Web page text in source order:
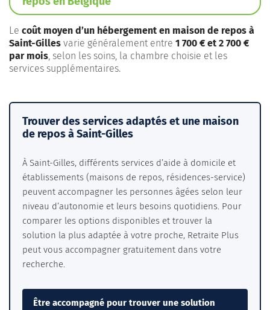
Le coût moyen d’un hébergement en maison de repos à
Saint-Gilles varie généralement entre 1 700 € et 2 700 €
par mois, selon les soins, la chambre choisie et les
services supplémentaires.
Trouver des services adaptés et une maison
de repos à Saint-Gilles
À Saint-Gilles, différents services d’aide à domicile et
établissements (maisons de repos, résidences-service)
peuvent accompagner les personnes âgées selon leur
niveau d’autonomie et leurs besoins quotidiens. Pour
comparer les options disponibles et trouver la
solution la plus adaptée à votre proche, Retraite Plus
peut vous accompagner gratuitement dans votre
recherche.
Être accompagné pour trouver une solution